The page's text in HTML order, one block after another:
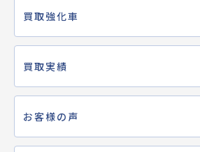
買取強化車
買取実績
お客様の声